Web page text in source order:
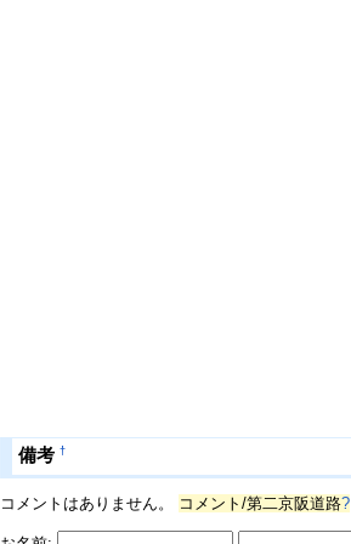
備考 †
コメントはありません。 コメント/第二京阪道路?